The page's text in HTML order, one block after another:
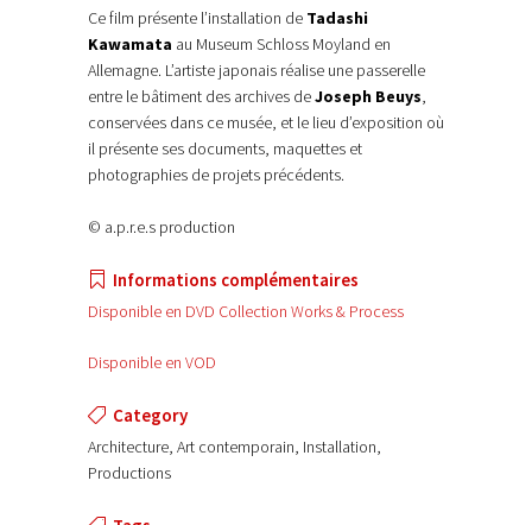
Ce film présente l’installation de Tadashi
Kawamata au Museum Schloss Moyland en
Allemagne. L’artiste japonais réalise une passerelle
entre le bâtiment des archives deJoseph Beuys,
conservées dans ce musée, et le lieu d’exposition où
il présente ses documents, maquettes et
photographies de projets précédents.
© a.p.r.e.s production
Informations complémentaires
Disponible en DVD Collection Works & Process
Disponible en VOD
Category
Architecture, Art contemporain, Installation,
Productions